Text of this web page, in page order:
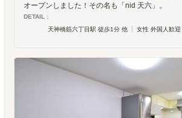
オープンしました！その名も「nid 天六」。
DETAIL :
天神橋筋六丁目駅 徒歩1分 他
女性 外国人歓迎